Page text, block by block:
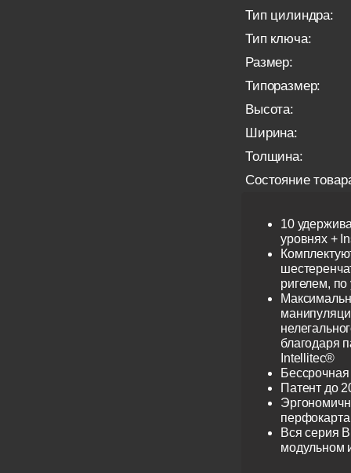
Тип цилиндра:
Тип ключа:
Размер:
Типоразмер:
Высота:
Ширина:
Толщина:
Состояние
10
уровнях +
ригелем,
благодаря
Intellitec®
Патент до
перфокарта
Вся серия
модульном